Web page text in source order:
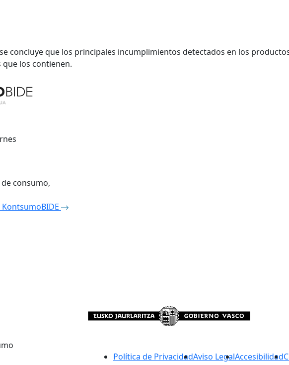
concluye que los principales incumplimientos detectados en los
los contienen.
consumo,
Política de PrivacidadAviso LegalAccesibilidad